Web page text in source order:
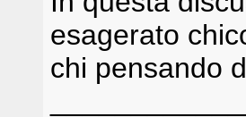
esagerato
chi pensando